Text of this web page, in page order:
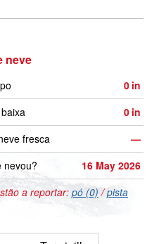
neve
0 in
0 in
fresca
—
nevou?
16 May 2026
a reportar: pó (0) /pista